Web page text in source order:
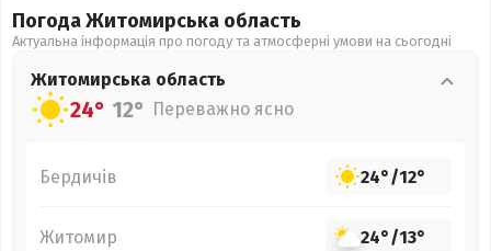
Погода Житомирська область
Актуальна інформація про погоду та атмосферні умови на сьогодні
Житомирська область
24° 12° Переважно ясно
Бердичів 24°/12°
Житомир 24°/13°